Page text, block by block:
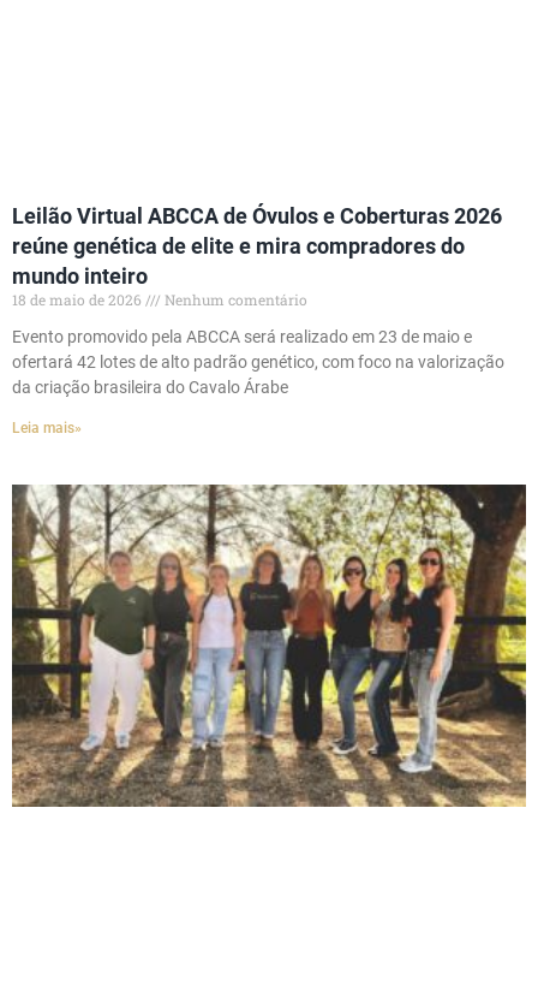
Leilão Virtual ABCCA de Óvulos e Coberturas 2026
reúne genética de elite e mira compradores do
mundo inteiro
18 de maio de 2026
Nenhum comentário
Evento promovido pela ABCCA será realizado em 23 de maio e
ofertará 42 lotes de alto padrão genético, com foco na valorização
da criação brasileira do Cavalo Árabe
Leia mais»